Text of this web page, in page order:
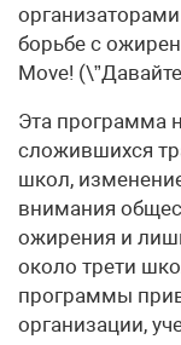
борьбе с
Move!
Эта программа
сложившихся
школ,
внимания
ожирения и
около трети
программы
организации,